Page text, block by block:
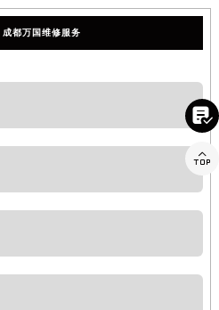
成都万国维修服务

